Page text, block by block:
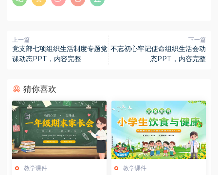
上一篇
党支部七项组织生活制度专题党
课动态PPT，内容完整
下一篇
不忘初心牢记使命组织生活会动
态PPT，内容完整
猜你喜欢
教学课件 教学课件